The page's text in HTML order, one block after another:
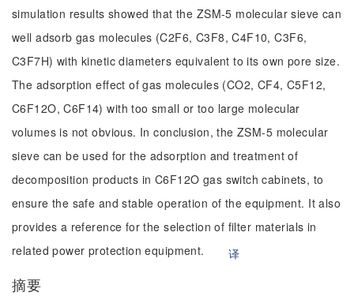
simulation results showed that the ZSM-5 molecular sieve can
well adsorb gas molecules (C2F6, C3F8, C4F10, C3F6,
C3F7H) with kinetic diameters equivalent to its own pore size.
The adsorption effect of gas molecules (CO2, CF4, C5F12,
C6F12O, C6F14) with too small or too large molecular
volumes is not obvious. In conclusion, the ZSM-5 molecular
sieve can be used for the adsorption and treatment of
decomposition products in C6F12O gas switch cabinets, to
ensure the safe and stable operation of the equipment. It also
provides a reference for the selection of filter materials in
related power protection equipment.
译
摘要